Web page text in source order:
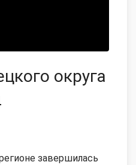
округа
завершилась